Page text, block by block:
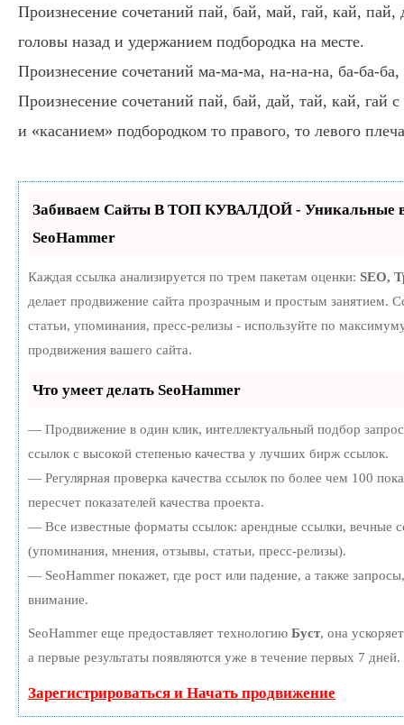
Произнесение сочетаний пай, бай, май, гай, кай, пай,
головы назад и удержанием подбородка на месте.
Произнесение сочетаний ма-ма-ма, на-на-на, ба-ба-ба,
Произнесение сочетаний пай, бай, дай, тай, кай, гай
и «касанием» подбородком то правого, то левого
Забиваем Сайты В ТОП КУВАЛДОЙ - Уникальные
SeoHammer
Каждая ссылка анализируется по трем пакетам оценки: SEO,
делает продвижение сайта прозрачным и простым занятием.
статьи, упоминания, пресс-релизы - используйте по
продвижения вашего сайта.
Что умеет делать SeoHammer
— Продвижение в один клик, интеллектуальный подбор
ссылок с высокой степенью качества у лучших бирж ссылок.
— Регулярная проверка качества ссылок по более чем 100
пересчет показателей качества проекта.
— Все известные форматы ссылок: арендные ссылки, вечные
(упоминания, мнения, отзывы, статьи, пресс-релизы).
— SeoHammer покажет, где рост или падение, а также
внимание.
SeoHammer еще предоставляет технологию Буст, она
а первые результаты появляются уже в течение первых 7 дней.
Зарегистрироваться и Начать продвижение